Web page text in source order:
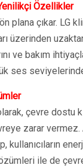
Özellikler
plana çıkar. LG
üzerinden
ve bakım
ses
çevre
zarar
ile de